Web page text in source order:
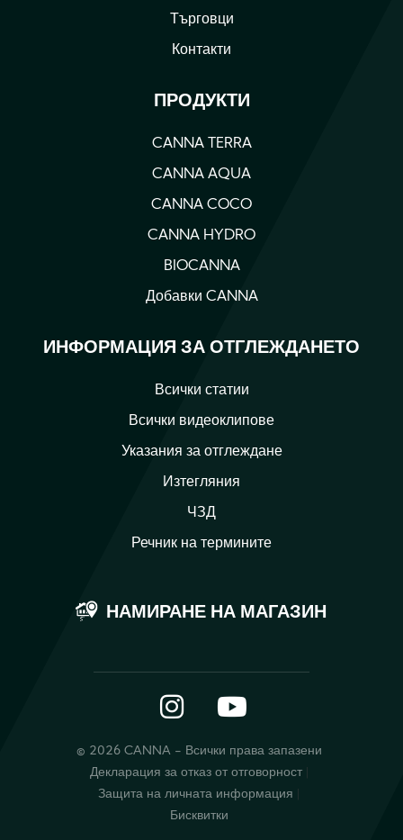
Търговци
Контакти
ПРОДУКТИ
CANNA TERRA
CANNA AQUA
CANNA COCO
CANNA HYDRO
BIOCANNA
Добавки CANNA
ИНФОРМАЦИЯ ЗА ОТГЛЕЖДАНЕТО
Всички статии
Всички видеоклипове
Указания за отглеждане
Изтегляния
ЧЗД
Речник на термините
НАМИРАНЕ НА МАГАЗИН
Instagram
YouTube
© 2026 CANNA - Всички права запазени
Декларация за отказ от отговорност
Защита на личната информация
Бисквитки